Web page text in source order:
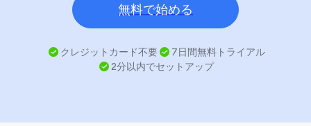
無料で始める
クレジットカード不要
7日間無料トライアル
2分以内でセットアップ